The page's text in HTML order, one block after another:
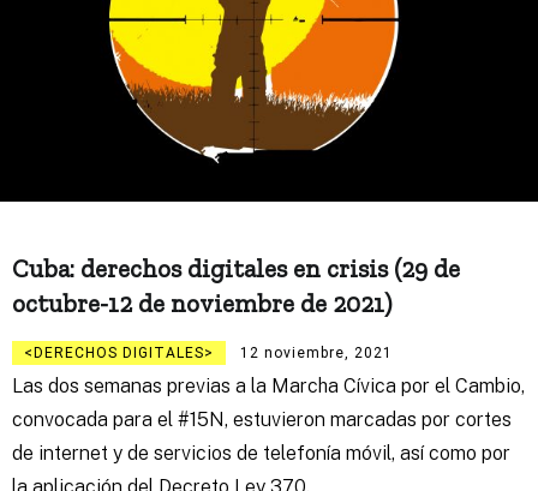
Cuba: derechos digitales en crisis (29 de
octubre-12 de noviembre de 2021)
DERECHOS DIGITALES 12 noviembre, 2021
Las dos semanas previas a la Marcha Cívica por el Cambio,
convocada para el #15N, estuvieron marcadas por cortes
de internet y de servicios de telefonía móvil, así como por